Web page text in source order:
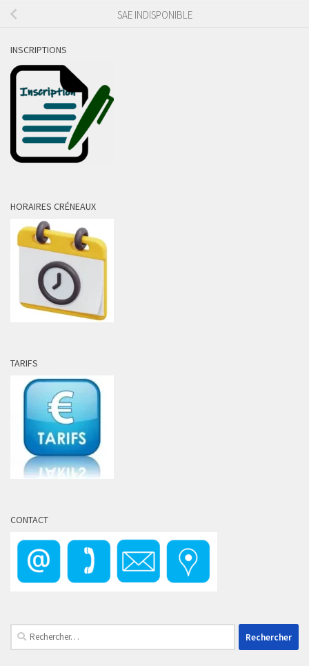
SAE INDISPONIBLE
INSCRIPTIONS
HORAIRES CRÉNEAUX
TARIFS
CONTACT
Rechercher :